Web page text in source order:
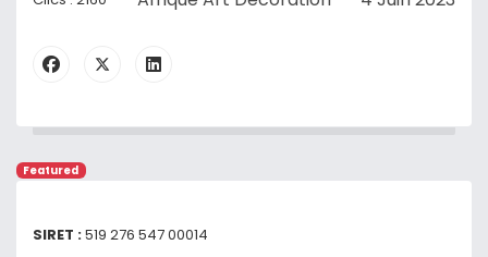
Featured
SIRET :519 276 547 00014